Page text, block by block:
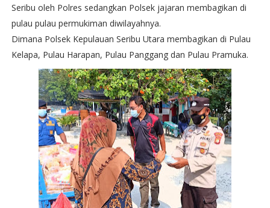
Seribu oleh Polres sedangkan Polsek jajaran membagikan di
pulau pulau permukiman diwilayahnya.
Dimana Polsek Kepulauan Seribu Utara membagikan di Pulau
Kelapa, Pulau Harapan, Pulau Panggang dan Pulau Pramuka.